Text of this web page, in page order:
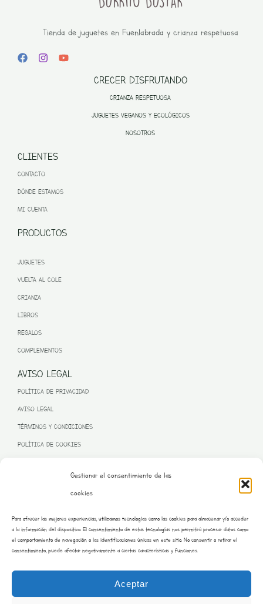
Gestionar el consentimiento de las
cookies
Para ofrecer las mejores experiencias, utilizamos tecnologías como las cookies para almacenar y/o acceder
a la información del dispositivo. El consentimiento de estas tecnologías nos permitirá procesar datos como
el comportamiento de navegación o las identificaciones únicas en este sitio. No consentir o retirar el
consentimiento, puede afectar negativamente a ciertas características y funciones.
Aceptar
Tienda de juguetes en Fuenlabrada y crianza respetuosa
CRECER DISFRUTANDO
CRIANZA RESPETUOSA
JUGUETES VEGANOS Y ECOLÓGICOS
NOSOTROS
CLIENTES
CONTACTO
DÓNDE ESTAMOS
MI CUENTA
PRODUCTOS
JUGUETES
VUELTA AL COLE
CRIANZA
LIBROS
REGALOS
COMPLEMENTOS
AVISO LEGAL
POLÍTICA DE PRIVACIDAD
AVISO LEGAL
TÉRMINOS Y CONDICIONES
POLÍTICA DE COOKIES
– NEXT GENERATION EU